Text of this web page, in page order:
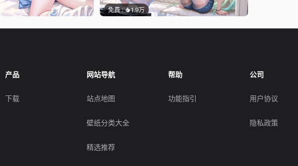
免费 1.9万
产品
下载
网站导航
站点地图
壁纸分类大全
精选推荐
帮助
功能指引
公司
用户协议
隐私政策